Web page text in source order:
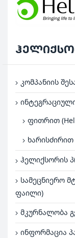
კომპანიის
ფითრით
ხარისძირით
ჰელიქსორის
სამეცნიერო
ფაილი)
მკურნალობა
ინფორმაცია